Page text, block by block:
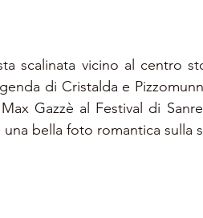
scalinata vicino al centro
di Cristalda e
Gazzè al Festival di
bella foto romantica sulla